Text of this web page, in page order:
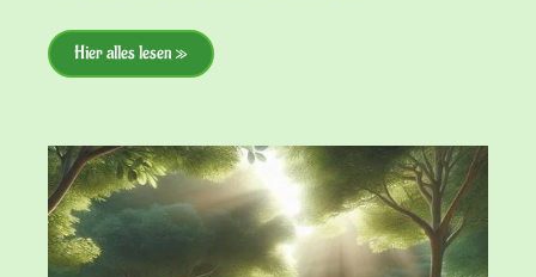
Hier alles lesen »